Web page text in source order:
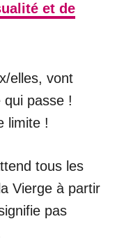
et de
elles, vont
qui passe !
limite !
tous les
Vierge à partir
pas